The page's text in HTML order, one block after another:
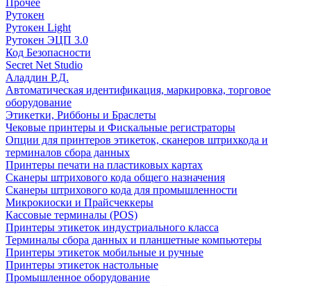
Прочее
Рутокен
Рутокен Light
Рутокен ЭЦП 3.0
Код Безопасности
Secret Net Studio
Аладдин Р.Д.
Автоматическая идентификация, маркировка, торговое
оборудование
Этикетки, Риббоны и Браслеты
Чековые принтеры и Фискальные регистраторы
Опции для принтеров этикеток, сканеров штрихкода и
терминалов сбора данных
Принтеры печати на пластиковых картах
Сканеры штрихового кода общего назначения
Сканеры штрихового кода для промышленности
Микрокиоски и Прайсчеккеры
Кассовые терминалы (POS)
Принтеры этикеток индустриального класса
Терминалы сбора данных и планшетные компьютеры
Принтеры этикеток мобильные и ручные
Принтеры этикеток настольные
Промышленное оборудование